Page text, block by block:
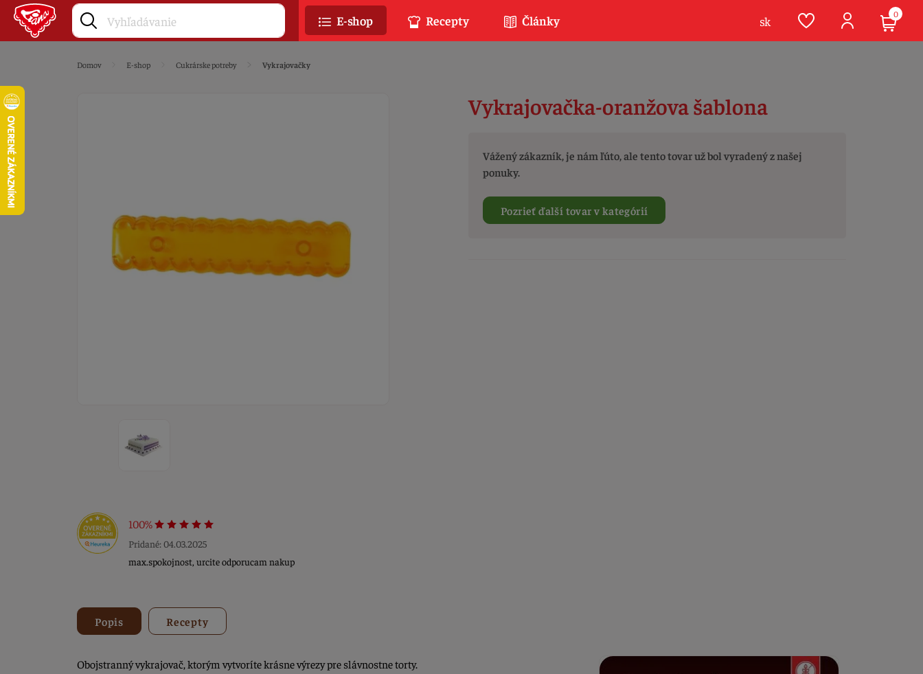
Domov E-shop Cukrárske potreby Vykrajovačky
100%
Pridané: 04.03.2025
max.spokojnost, urcite odporucam nakup
Vykrajovačka-oranžova šablona
Vážený zákazník, je nám ľúto, ale tento tovar už bol vyradený z našej
ponuky.
Pozrieť ďalší tovar v kategórií
Popis Recepty
Obojstranný vykrajovač, ktorým vytvoríte krásne výrezy pre slávnostne torty.
E-shop Recepty Články sk 0